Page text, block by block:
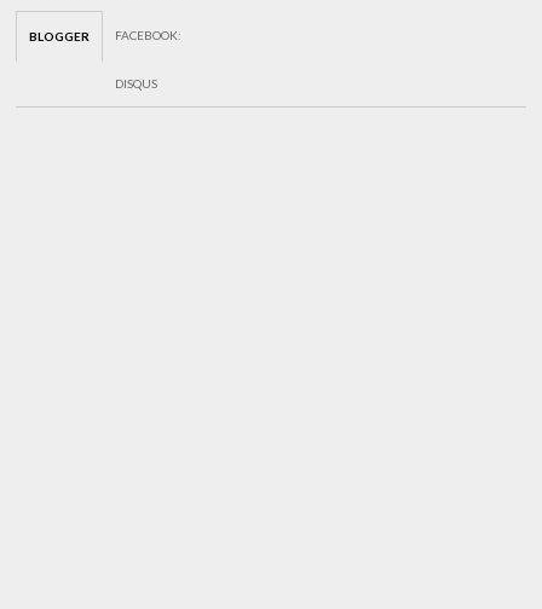
BLOGGER FACEBOOK:
DISQUS